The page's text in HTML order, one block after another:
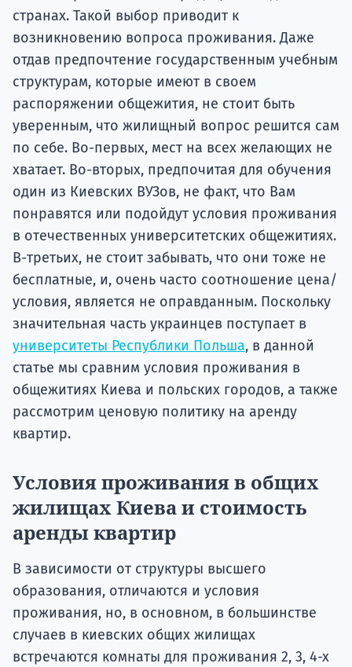
странах. Такой выбор приводит к
возникновению вопроса проживания. Даже
отдав предпочтение государственным учебным
структурам, которые имеют в своем
распоряжении общежития, не стоит быть
уверенным, что жилищный вопрос решится сам
по себе. Во-первых, мест на всех желающих не
хватает. Во-вторых, предпочитая для обучения
один из Киевских ВУЗов, не факт, что Вам
понравятся или подойдут условия проживания
в отечественных университетских общежитиях.
В-третьих, не стоит забывать, что они тоже не
бесплатные, и, очень часто соотношение цена/
условия, является не оправданным. Поскольку
значительная часть украинцев поступает в
университеты Республики Польша, в данной
статье мы сравним условия проживания в
общежитиях Киева и польских городов, а также
рассмотрим ценовую политику на аренду
квартир.
Условия проживания в общих
жилищах Киева и стоимость
аренды квартир
В зависимости от структуры высшего
образования, отличаются и условия
проживания, но, в основном, в большинстве
случаев в киевских общих жилищах
встречаются комнаты для проживания 2, 3, 4-х